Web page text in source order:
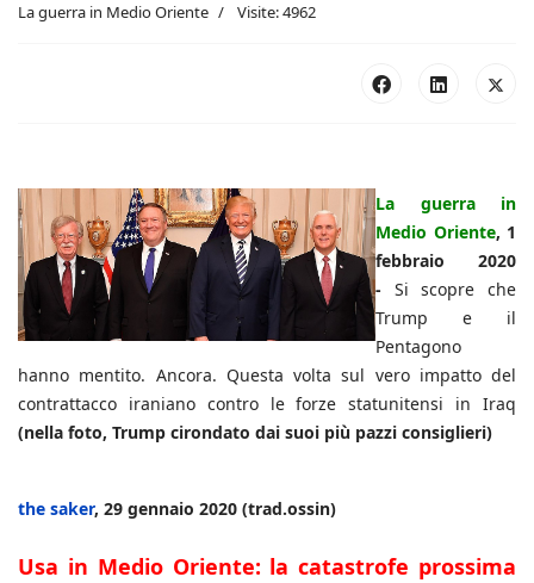
La guerra in Medio Oriente Visite: 4962
La guerra in
Medio Oriente, 1
febbraio 2020
- Si scopre che
Trump e il
Pentagono
hanno mentito. Ancora. Questa volta sul vero impatto del
contrattacco iraniano contro le forze statunitensi in Iraq
(nella foto, Trump cirondato dai suoi più pazzi consiglieri)
the saker, 29 gennaio 2020 (trad.ossin)
Usa in Medio Oriente: la catastrofe prossima